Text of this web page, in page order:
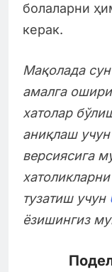
болаларни
керак.
Мақолада
амалга
хатолар
аниқлаш
версиясига
тузатиш учун
ёзишингиз